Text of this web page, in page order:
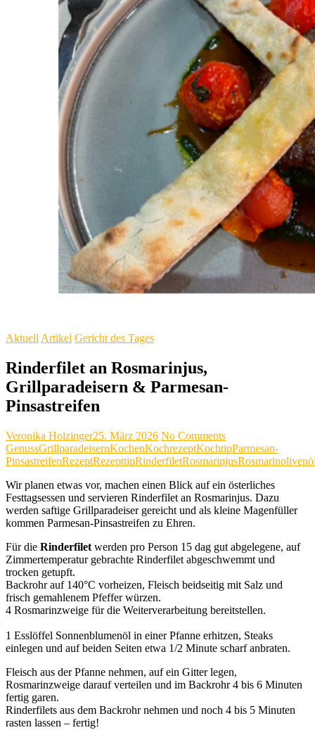
AktuellArtikel Gericht des Tages
Rinderfilet an Rosmarinjus,
Grillparadeisern & Parmesan-
Pinsastreifen
Veronika Holzinger25. März 2026 No Comments
GenussGrillparadeisernKochenKochrezeptKochtipParmesan-
PinsastreifenRezeptRezepttipRinderfiletRosmarinjus
Wir planen etwas vor, machen einen Blick auf ein österliches
Festtagsessen und servieren Rinderfilet an Rosmarinjus. Dazu
werden saftige Grillparadeiser gereicht und als kleine Magenfüller
kommen Parmesan-Pinsastreifen zu Ehren.
Für die Rinderfilet werden pro Person 15 dag gut abgelegene, auf
Zimmertemperatur gebrachte Rinderfilet abgeschwemmt und
trocken getupft.
Backrohr auf 140°C vorheizen, Fleisch beidseitig mit Salz und
frisch gemahlenem Pfeffer würzen.
4 Rosmarinzweige für die Weiterverarbeitung bereitstellen.
1 Esslöffel Sonnenblumenöl in einer Pfanne erhitzen, Steaks
einlegen und auf beiden Seiten etwa 1/2 Minute scharf anbraten.
Fleisch aus der Pfanne nehmen, auf ein Gitter legen,
Rosmarinzweige darauf verteilen und im Backrohr 4 bis 6 Minuten
fertig garen.
Rinderfilets aus dem Backrohr nehmen und noch 4 bis 5 Minuten
rasten lassen – fertig!